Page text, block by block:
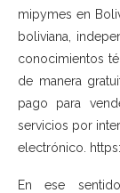
mipymes en
boliviana,
conocimientos
de manera
pago para
servicios por
electrónico.
En ese